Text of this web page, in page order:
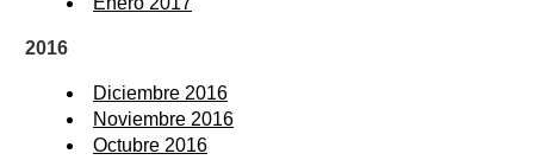
2016
Diciembre 2016
Noviembre 2016
Octubre 2016